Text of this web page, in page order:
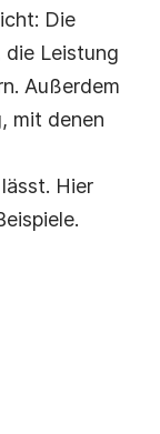
Die
die Leistung
Außerdem
mit denen
Hier